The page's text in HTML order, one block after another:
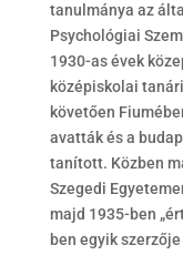
tanulmánya az
Psychológiai
1930-as évek
középiskolai
követően
avatták és a
tanított. Közben
Szegedi
majd 1935-ben „
ben egyik